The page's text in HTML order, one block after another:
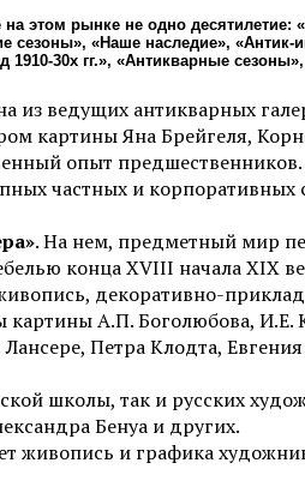
этом рынке не одно десятилетие:
сезоны», «Наше наследие», «Антик-
30х гг.», «Антикварные
из ведущих антикварных
картины Яна Брейгеля,
опыт
частных и корпоративных
. На нем, предметный мир
конца XVIII начала XIX
декоративно-
А.П. Боголюбова, И.Е.
Петра Клодта,
школы, так и русских
Бенуа и других.
живопись и графика